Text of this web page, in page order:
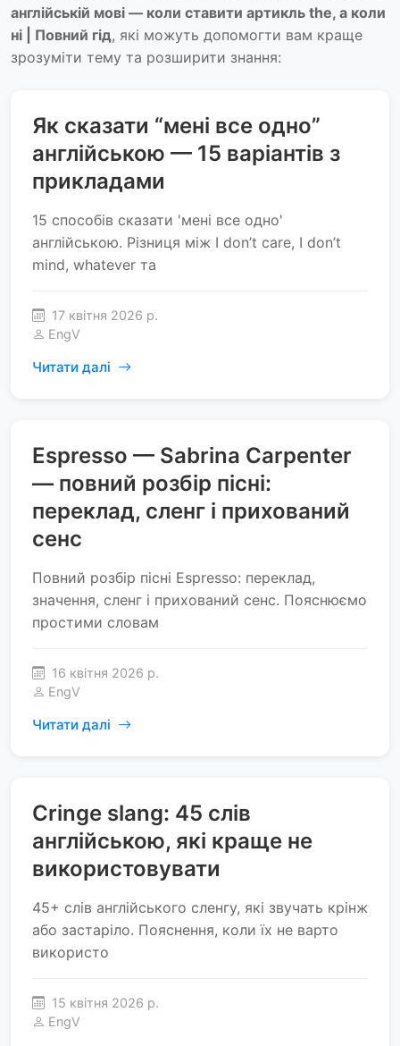
англійській мові — коли ставити артикль the, а коли
ні | Повний гід, які можуть допомогти вам краще
зрозуміти тему та розширити знання:
Як сказати “мені все одно”
англійською — 15 варіантів з
прикладами
15 способів сказати 'мені все одно'
англійською. Різниця між I don’t care, I don’t
mind, whatever та
17 квітня 2026 р.
EngV
Читати далі
Espresso — Sabrina Carpenter
— повний розбір пісні:
переклад, сленг і прихований
сенс
Повний розбір пісні Espresso: переклад,
значення, сленг і прихований сенс. Пояснюємо
простими словам
16 квітня 2026 р.
EngV
Читати далі
Cringe slang: 45 слів
англійською, які краще не
використовувати
45+ слів англійського сленгу, які звучать крінж
або застаріло. Пояснення, коли їх не варто
використо
15 квітня 2026 р.
EngV